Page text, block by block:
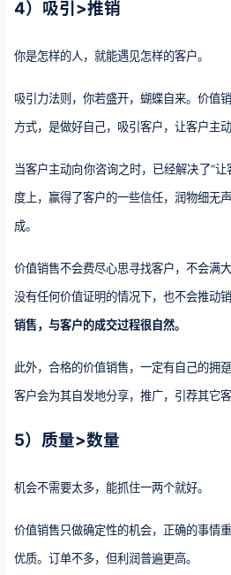
4）吸引>推销
你是怎样的人，就能遇见怎样的客户。
吸引力法则，你若盛开，蝴蝶自来。价值
方式，是做好自己，吸引客户，让客户主动
当客户主动向你咨询之时，已经解决了“
度上，赢得了客户的一些信任，润物细无
成。
价值销售不会费尽心思寻找客户，不会满
没有任何价值证明的情况下，也不会推动销
销售，与客户的成交过程很自然。
此外，合格的价值销售，一定有自己的拥
客户会为其自发地分享，推广，引荐其它客
5）质量>数量
机会不需要太多，能抓住一两个就好。
价值销售只做确定性的机会，正确的事情
优质。订单不多，但利润普遍更高。